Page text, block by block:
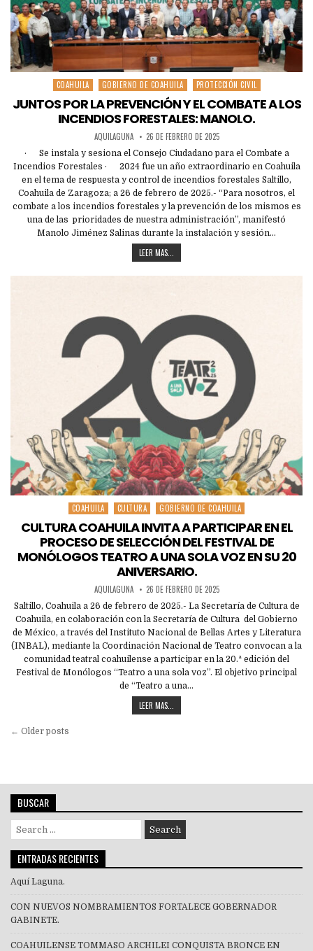
Posted
in
COAHUILA GOBIERNO DE COAHUILA PROTECCIÓN CIVIL
JUNTOS POR LA PREVENCIÓN Y EL COMBATE A LOS
INCENDIOS FORESTALES: MANOLO.
AQUILAGUNA 26 DE FEBRERO DE 2025
· Se instala y sesiona el Consejo Ciudadano para el Combate a
Incendios Forestales · 2024 fue un año extraordinario en Coahuila
en el tema de respuesta y control de incendios forestales Saltillo,
Coahuila de Zaragoza; a 26 de febrero de 2025.- “Para nosotros, el
combate a los incendios forestales y la prevención de los mismos es
una de las prioridades de nuestra administración”, manifestó
Manolo Jiménez Salinas durante la instalación y sesión…
LEER MAS...
Posted
in
COAHUILA CULTURA GOBIERNO DE COAHUILA
CULTURA COAHUILA INVITA A PARTICIPAR EN EL
PROCESO DE SELECCIÓN DEL FESTIVAL DE
MONÓLOGOS TEATRO A UNA SOLA VOZ EN SU 20
ANIVERSARIO.
AQUILAGUNA 26 DE FEBRERO DE 2025
Saltillo, Coahuila a 26 de febrero de 2025.- La Secretaría de Cultura de
Coahuila, en colaboración con la Secretaría de Cultura del Gobierno
de México, a través del Instituto Nacional de Bellas Artes y Literatura
(INBAL), mediante la Coordinación Nacional de Teatro convocan a la
comunidad teatral coahuilense a participar en la 20.ª edición del
Festival de Monólogos “Teatro a una sola voz”. El objetivo principal
de “Teatro a una…
LEER MAS...
Navegación
← Older posts
BUSCAR
Search
for:
ENTRADAS RECIENTES
Aquí Laguna.
CON NUEVOS NOMBRAMIENTOS FORTALECE GOBERNADOR
GABINETE.
COAHUILENSE TOMMASO ARCHILEI CONQUISTA BRONCE EN